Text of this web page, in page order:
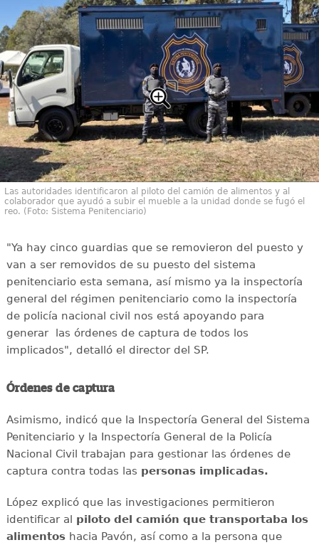
Las autoridades identificaron al piloto del camión de alimentos y al
colaborador que ayudó a subir el mueble a la unidad donde se fugó el
reo. (Foto: Sistema Penitenciario)
"Ya hay cinco guardias que se removieron del puesto y
van a ser removidos de su puesto del sistema
penitenciario esta semana, así mismo ya la inspectoría
general del régimen penitenciario como la inspectoría
de policía nacional civil nos está apoyando para
generar las órdenes de captura de todos los
implicados", detalló el director del SP.
Órdenes de captura
Asimismo, indicó que la Inspectoría General del Sistema
Penitenciario y la Inspectoría General de la Policía
Nacional Civil trabajan para gestionar las órdenes de
captura contra todas las personas implicadas.
López explicó que las investigaciones permitieron
identificar al piloto del camión que transportaba los
alimentoshacia Pavón, así como a la persona que